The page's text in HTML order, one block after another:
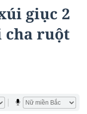
giục 2
cha ruột